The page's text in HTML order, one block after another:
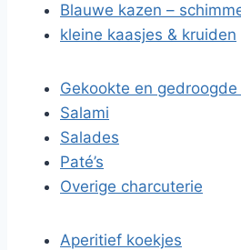
Blauwe kazen –
kleine kaasjes & kruiden
Gekookte en gedroogde
Salami
Salades
Paté’s
Overige charcuterie
Aperitief koekjes